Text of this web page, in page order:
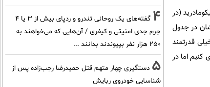
(در
در جدول
قدرتمند
کنیم اما در
4
گفته‌های یک روحانی تندرو و ردپای بیش از ۳ یا ۴
جرم جدی امنیتی و کیفری / آن‌هایی که می‌خواهند به
۲۵۰ هزار نفر بپیوندند بدانند ...
5 دستگیری چهار متهم قتل حمیدرضا رجب‌زاده پس از
شناسایی خودروی ربایش